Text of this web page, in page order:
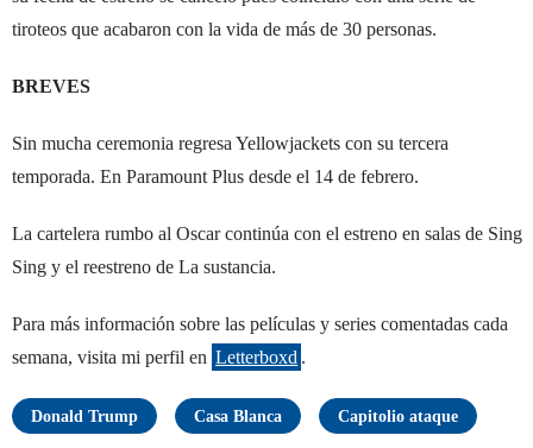
tiroteos que acabaron con la vida de más de 30 personas.
BREVES
Sin mucha ceremonia regresa Yellowjackets con su tercera
temporada. En Paramount Plus desde el 14 de febrero.
La cartelera rumbo al Oscar continúa con el estreno en salas de Sing
Sing y el reestreno de La sustancia.
Para más información sobre las películas y series comentadas cada
semana, visita mi perfil en Letterboxd .
Donald Trump Casa Blanca Capitolio ataque